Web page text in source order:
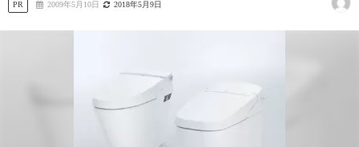
PR 2009年5月10日 2018年5月9日